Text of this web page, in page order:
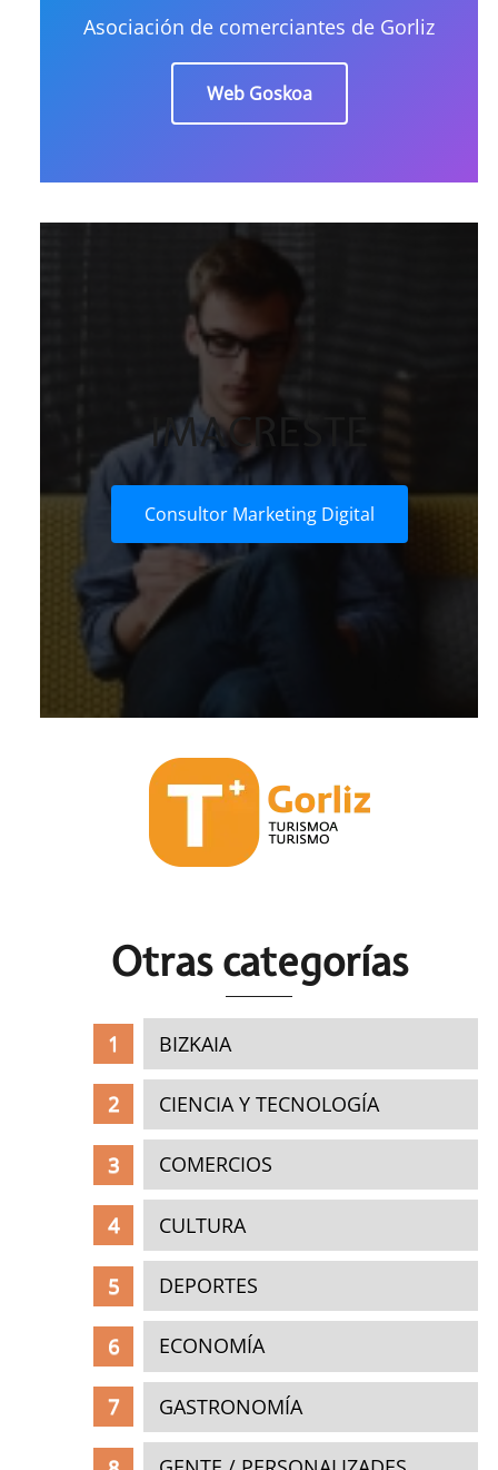
Asociación de comerciantes de Gorliz
Web Goskoa
IMACRESTE
Consultor Marketing Digital
Otras categorías
BIZKAIA
CIENCIA Y TECNOLOGÍA
COMERCIOS
CULTURA
DEPORTES
ECONOMÍA
GASTRONOMÍA